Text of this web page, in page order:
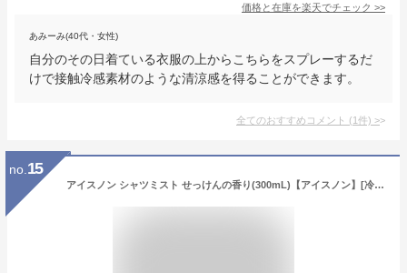
価格と在庫を楽天でチェック >>
あみーみ(40代・女性)
自分のその日着ている衣服の上からこちらをスプレーするだ
けで接触冷感素材のような清涼感を得ることができます。
全てのおすすめコメント (1件) >
no. 15
アイスノン シャツミスト せっけんの香り(300mL)【アイスノン】[冷却スプレー 冷感 クール ひんやり 暑さ対策グッズ]